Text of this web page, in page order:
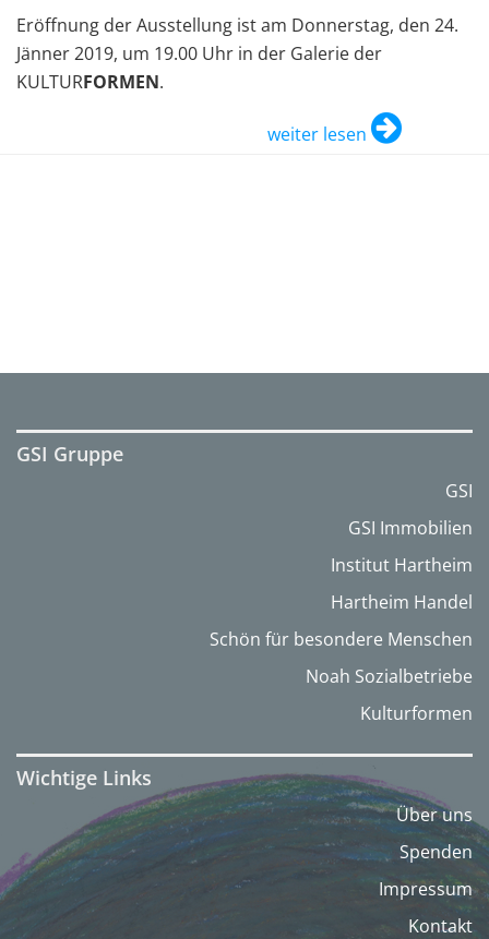
Eröffnung der Ausstellung ist am Donnerstag, den 24.
Jänner 2019, um 19.00 Uhr in der Galerie der
KULTURFORMEN.
weiter lesen
GSI Gruppe
GSI
GSI Immobilien
Institut Hartheim
Hartheim Handel
Schön für besondere Menschen
Noah Sozialbetriebe
Kulturformen
Wichtige Links
Über uns
Spenden
Impressum
Kontakt